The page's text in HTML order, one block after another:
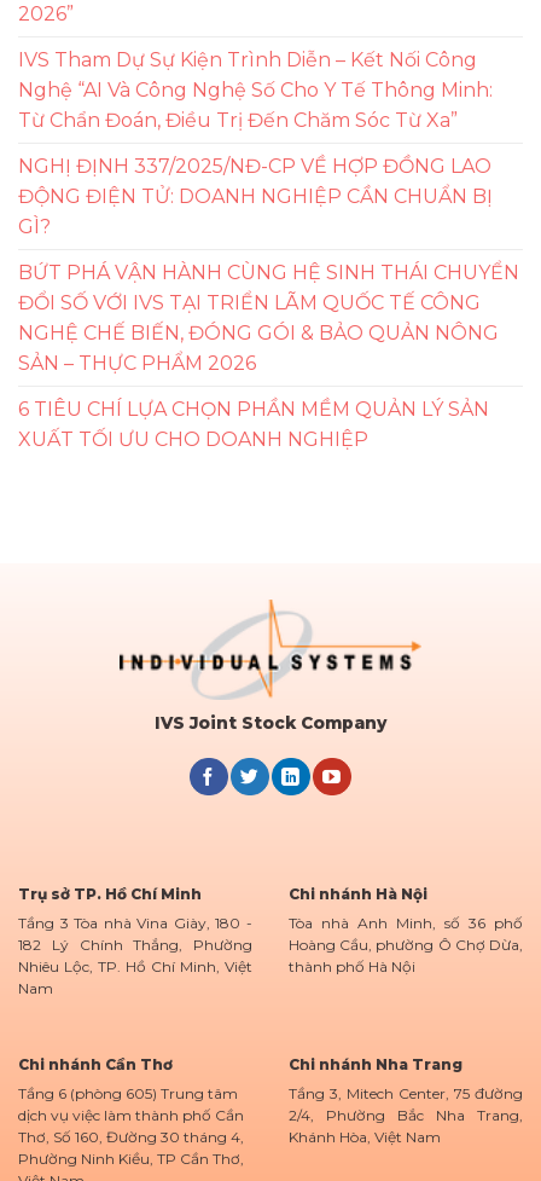
2026”
IVS Tham Dự Sự Kiện Trình Diễn – Kết Nối Công
Nghệ “AI Và Công Nghệ Số Cho Y Tế Thông Minh:
Từ Chẩn Đoán, Điều Trị Đến Chăm Sóc Từ Xa”
NGHỊ ĐỊNH 337/2025/NĐ-CP VỀ HỢP ĐỒNG LAO
ĐỘNG ĐIỆN TỬ: DOANH NGHIỆP CẦN CHUẨN BỊ
GÌ?
BỨT PHÁ VẬN HÀNH CÙNG HỆ SINH THÁI CHUYỂN
ĐỔI SỐ VỚI IVS TẠI TRIỂN LÃM QUỐC TẾ CÔNG
NGHỆ CHẾ BIẾN, ĐÓNG GÓI & BẢO QUẢN NÔNG
SẢN – THỰC PHẨM 2026
6 TIÊU CHÍ LỰA CHỌN PHẦN MỀM QUẢN LÝ SẢN
XUẤT TỐI ƯU CHO DOANH NGHIỆP
IVS Joint Stock Company
Trụ sở TP. Hồ Chí Minh
Tầng 3 Tòa nhà Vina Giày, 180 -
182 Lý Chính Thắng, Phường
Nhiêu Lộc, TP. Hồ Chí Minh, Việt
Nam
Chi nhánh Hà Nội
Tòa nhà Anh Minh, số 36 phố
Hoàng Cầu, phường Ô Chợ Dừa,
thành phố Hà Nội
Chi nhánh Cần Thơ
Tầng 6 (phòng 605) Trung tâm
dịch vụ việc làm thành phố Cần
Thơ, Số 160, Đường 30 tháng 4,
Phường Ninh Kiều, TP Cần Thơ,
Chi nhánh Nha Trang
Tầng 3, Mitech Center, 75 đường
2/4, Phường Bắc Nha Trang,
Khánh Hòa, Việt Nam